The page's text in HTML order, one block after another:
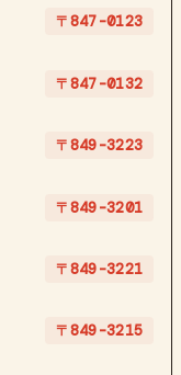
〒847-0123
〒847-0132
〒849-3223
〒849-3201
〒849-3221
〒849-3215